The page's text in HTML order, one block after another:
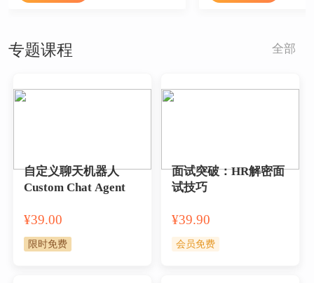
专题课程 全部
自定义聊天机器人
Custom Chat Agent
¥39.00
限时免费
面试突破：HR解密面
试技巧
¥39.90
会员免费